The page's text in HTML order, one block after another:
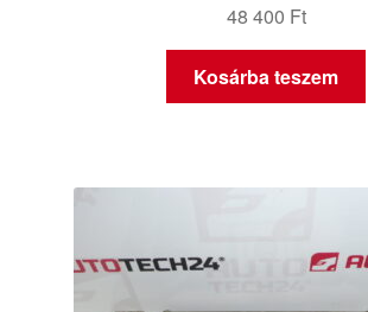
48 400 Ft
Kosárba teszem